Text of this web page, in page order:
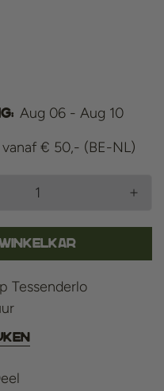
Aug 06 - Aug 10
vanaf € 50,- (BE-NL)
winkelkar
Tessenderlo